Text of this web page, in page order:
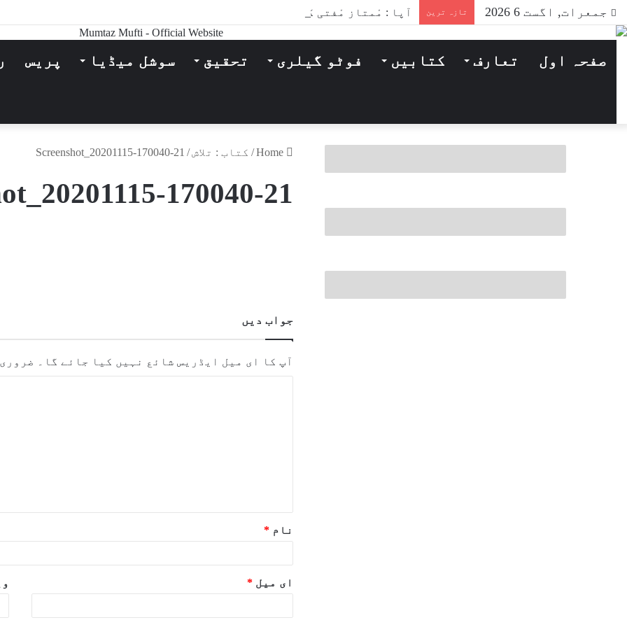
جمعرات, اگست 6 2026 تازہ ترین آپا : مْمتاز مْفتی کے فسوں ساز قلم سے
صفحہ اول تعارف کتابیں فوٹو گیلری تحقیق سوشل میڈیا پریس
/ کتاب : تلاش/
Screenshot_20201115-170040-21
170040-21
جواب دیں
آپ کا ای میل ایڈریس شائع نہیں کیا جائے گا۔
نام *
ای میل *